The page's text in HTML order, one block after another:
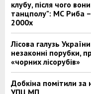
клубу, після чого
танцполу": МС Риба
2000х
Лісова галузь
незаконні порубки,
«чорних лісорубів»
Добкіна помітили
УПЦ МП